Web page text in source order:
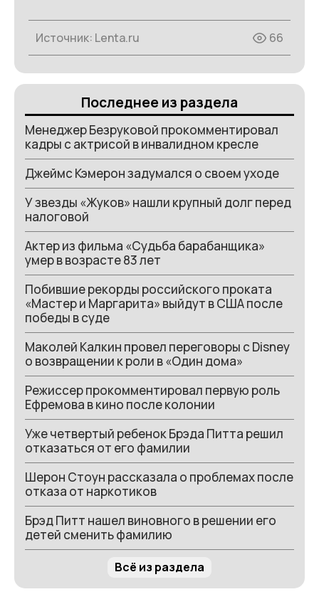
Последнее из раздела
Менеджер Безруковой прокомментировал
кадры с актрисой в инвалидном кресле
Джеймс Кэмерон задумался о своем уходе
У звезды «Жуков» нашли крупный долг перед
налоговой
Актер из фильма «Судьба барабанщика»
умер в возрасте 83 лет
Побившие рекорды российского проката
«Мастер и Маргарита» выйдут в США после
победы в суде
Маколей Калкин провел переговоры с Disney
о возвращении к роли в «Один дома»
Режиссер прокомментировал первую роль
Ефремова в кино после колонии
Уже четвертый ребенок Брэда Питта решил
отказаться от его фамилии
Шерон Стоун рассказала о проблемах после
отказа от наркотиков
Брэд Питт нашел виновного в решении его
детей сменить фамилию
Всё из раздела
Источник: Lenta.ru 66